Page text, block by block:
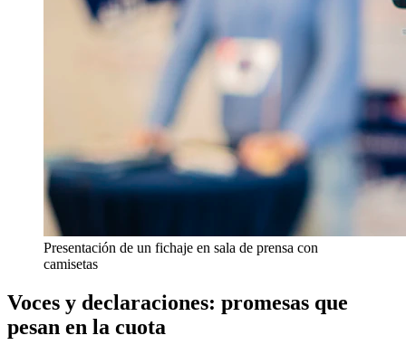
Presentación de un fichaje en sala de prensa con
camisetas
Voces y declaraciones: promesas que
pesan en la cuota